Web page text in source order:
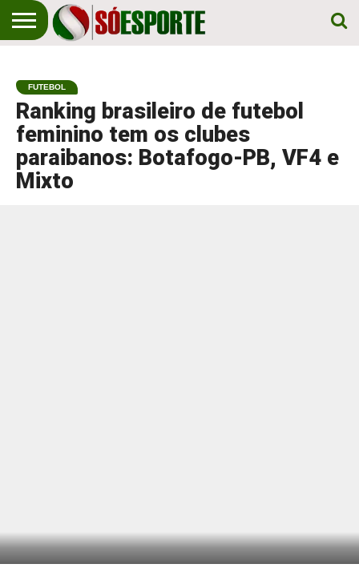
EM
PRIMEIRO
LUGAR!
ESPORTE
FUTEBOL
Ranking brasileiro de futebol
feminino tem os clubes
paraibanos: Botafogo-PB, VF4 e
Mixto